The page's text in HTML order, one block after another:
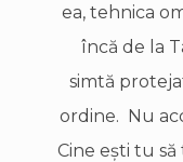
ea, tehnica
încă de la
simtă
ordine. Nu
Cine eşti tu